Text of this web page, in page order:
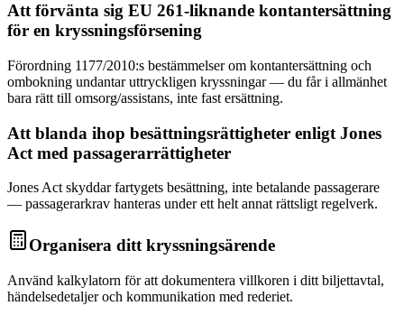
Att förvänta sig EU 261-liknande kontantersättning
för en kryssningsförsening
Förordning 1177/2010:s bestämmelser om kontantersättning och
ombokning undantar uttryckligen kryssningar — du får i allmänhet
bara rätt till omsorg/assistans, inte fast ersättning.
Att blanda ihop besättningsrättigheter enligt Jones
Act med passagerarrättigheter
Jones Act skyddar fartygets besättning, inte betalande passagerare
— passagerarkrav hanteras under ett helt annat rättsligt regelverk.
Organisera ditt kryssningsärende
Använd kalkylatorn för att dokumentera villkoren i ditt biljettavtal,
händelsedetaljer och kommunikation med rederiet.